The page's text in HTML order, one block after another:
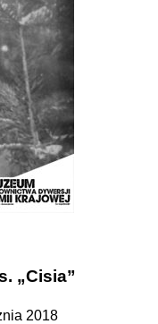
„Cisia”
2018